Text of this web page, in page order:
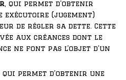
, qui permet d’obtenir
(jugement)
de régler sa dette. Cette
aux créances dont le
ne font pas l’objet d’un
, qui permet d’obtenir une